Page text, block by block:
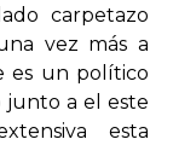
carpetazo
vez más a
es un político
junto a el este
esta